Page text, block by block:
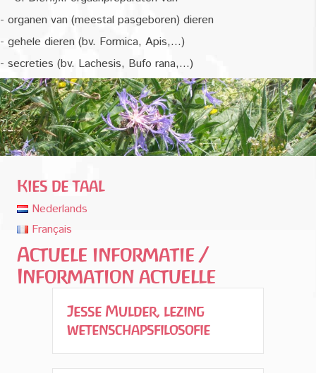
- organen van (meestal pasgeboren) dieren
- gehele dieren (bv. Formica, Apis,...)
- secreties (bv. Lachesis, Bufo rana,...)
Kies de taal
Nederlands
Français
Actuele informatie /
Information actuelle
Jesse Mulder, lezing
wetenschapsfilosofie